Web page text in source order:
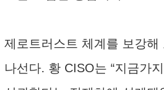
제로트러스트 체계를 보강해
나선다. 황 CISO는 “지금가